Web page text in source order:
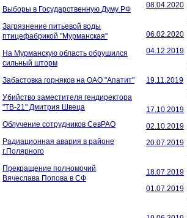
Выборы в Государственную Думу РФ
Загрязнение питьевой воды
птицефабрикой "Мурманская"
На Мурманскую область обрушился
сильный шторм
Забастовка горняков на ОАО "Апатит"
Убийство заместителя гендиректора
"ТВ-21" Дмитрия Швеца
Облучение сотрудников СевРАО
Радиационная авария в районе
г.Полярного
Прекращение полномочий
Вячеслава Попова в СФ
08.04.2020
06.02.2020
04.12.2019
19.11.2019
17.10.2019
02.10.2019
20.07.2019
18.07.2019
01.07.2019